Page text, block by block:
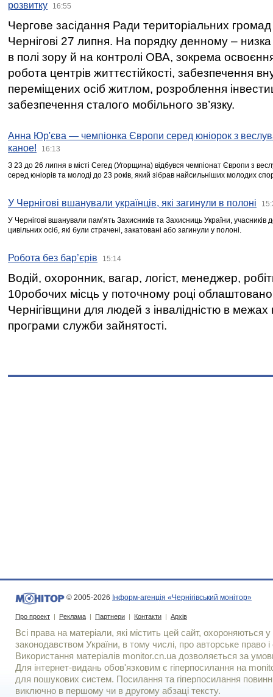
розвитку 16:55
Чергове засідання Ради територіальних громад
Чернігові 27 липня. На порядку денному –
в полі зору й на контролі ОВА, зокрема освоєння
робота центрів життєстійкості, забезпечення
переміщених осіб житлом, розроблення
забезпечення сталого мобільного зв’язку.
Анна Юр'єва — чемпіонка Європи серед юніорок з
каное!
16:13
З 23 до 26 липня в місті Сегед (Угорщина) відбувся чемпіонат Європи з
серед юніорів та молоді до 23 років, який зібрав найсильніших молодих
У Чернігові вшанували українців, які загинули в полоні
У Чернігові вшанували пам’ять Захисників та Захисниць України,
цивільних осіб, які були страчені, закатовані або загинули у полоні.
Робота без бар’єрів 15:14
Водій, охоронник, вагар, логіст, менеджер,
10робочих місць у поточному році
Чернігівщини для людей з інвалідністю в межах
програми служби зайнятості.
© 2005-2026 Інформ-агенція «Чернігівський монітор»
Про проект | Реклама | Партнери | Контакти | Архів
Всі права на матеріали, які містить цей сайт, охороняються у
законодавством України, в тому числі, про авторське право і
Використання матерiалiв monitor.cn.ua дозволяється за
Для iнтернет-видань обов'язковим є гiперпосилання на
для пошукових систем. Посилання та гіперпосилання
виключно в першому чи в другому абзаці тексту.